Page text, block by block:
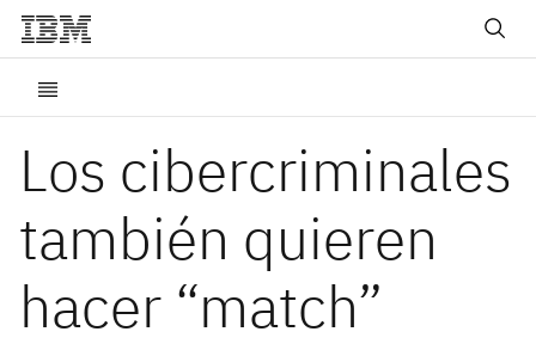
Los cibercriminales
también quieren
hacer “match”